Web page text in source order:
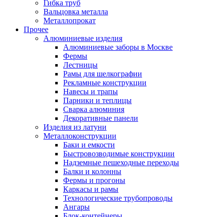
Гибка труб
Вальцовка металла
Металлопрокат
Прочее
Алюминиевые изделия
Алюминиевые заборы в Москве
Фермы
Лестницы
Рамы для шелкографии
Рекламные конструкции
Навесы и трапы
Парники и теплицы
Сварка алюминия
Декоративные панели
Изделия из латуни
Металлоконструкции
Баки и емкости
Быстровозводимые конструкции
Надземные пешеходные переходы
Балки и колонны
Фермы и прогоны
Каркасы и рамы
Технологические трубопроводы
Ангары